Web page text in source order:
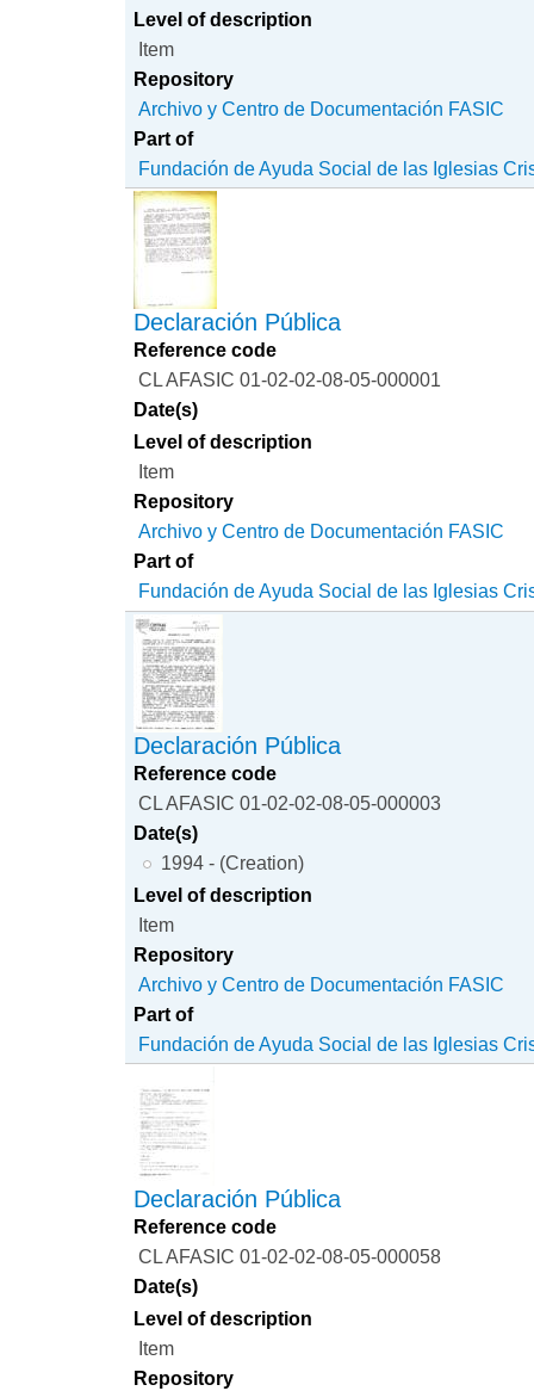
Level of description
Item
Repository
Archivo y Centro de Documentación FASIC
Part of
Fundación de Ayuda Social de las Iglesias
Declaración Pública
Reference code
CL AFASIC 01-02-02-08-05-000001
Date(s)
Level of description
Item
Repository
Archivo y Centro de Documentación FASIC
Part of
Fundación de Ayuda Social de las Iglesias
Declaración Pública
Reference code
CL AFASIC 01-02-02-08-05-000003
Date(s)
1994 - (Creation)
Level of description
Item
Repository
Archivo y Centro de Documentación FASIC
Part of
Fundación de Ayuda Social de las Iglesias
Declaración Pública
Reference code
CL AFASIC 01-02-02-08-05-000058
Date(s)
Level of description
Item
Repository